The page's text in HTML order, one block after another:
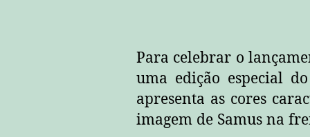
Para celebrar o
uma edição especial
apresenta as cores
imagem de Samus na